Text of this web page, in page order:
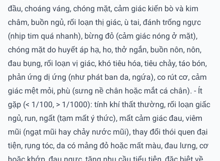
đầu, choáng váng, chóng mặt, cảm giác kiến bò và kim
châm, buồn ngủ, rối loạn thị giác, ù tai, đánh trống ngực
(nhịp tim quá nhanh), bừng đỏ (cảm giác nóng ở mặt),
chóng mặt do huyết áp hạ, ho, thở ngắn, buồn nôn, nôn,
đau bụng, rối loạn vị giác, khó tiêu hóa, tiêu chảy, táo bón,
phản ứng dị ứng (như phát ban da, ngứa), co rút cơ, cảm
giác mệt mỏi, phù (sưng nề chân hoặc mắt cá chân). - Ít
gặp (< 1/100, > 1/1000): tính khí thất thường, rối loạn giấc
ngủ, run, ngất (tạm mất ý thức), mất cảm giác đau, viêm
mũi (ngạt mũi hay chảy nước mũi), thay đổi thói quen đại
tiện, rụng tóc, da có mảng đỏ hoặc mất màu, đau lưng, cơ
hoặc khớp, đau ngực, tăng nhu cầu tiểu tiện, đặc biệt về